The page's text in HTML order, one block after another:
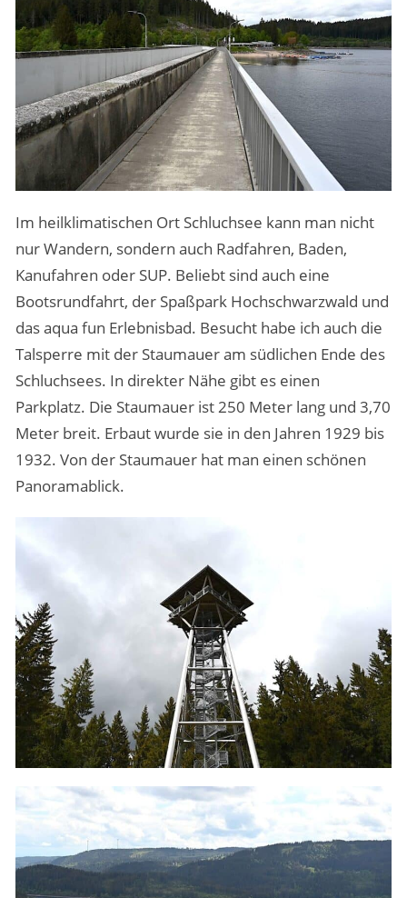
Im heilklimatischen Ort Schluchsee kann man nicht
nur Wandern, sondern auch Radfahren, Baden,
Kanufahren oder SUP. Beliebt sind auch eine
Bootsrundfahrt, der Spaßpark Hochschwarzwald und
das aqua fun Erlebnisbad. Besucht habe ich auch die
Talsperre mit der Staumauer am südlichen Ende des
Schluchsees. In direkter Nähe gibt es einen
Parkplatz. Die Staumauer ist 250 Meter lang und 3,70
Meter breit. Erbaut wurde sie in den Jahren 1929 bis
1932. Von der Staumauer hat man einen schönen
Panoramablick.